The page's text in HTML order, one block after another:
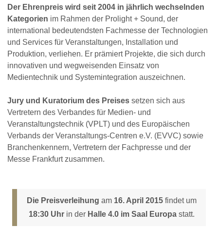
Der Ehrenpreis wird seit 2004 in jährlich wechselnden
Kategorien im Rahmen der Prolight + Sound, der
international bedeutendsten Fachmesse der Technologien
und Services für Veranstaltungen, Installation und
Produktion, verliehen. Er prämiert Projekte, die sich durch
innovativen und wegweisenden Einsatz von
Medientechnik und Systemintegration auszeichnen.
Jury und Kuratorium des Preises setzen sich aus
Vertretern des Verbandes für Medien- und
Veranstaltungstechnik (VPLT) und des Europäischen
Verbands der Veranstaltungs-Centren e.V. (EVVC) sowie
Branchenkennern, Vertretern der Fachpresse und der
Messe Frankfurt zusammen.
Die Preisverleihung am 16. April 2015findet um
18:30 Uhrin der Halle 4.0 im Saal Europastatt.